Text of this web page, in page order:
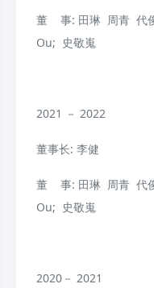
董 事: 田琳 周青 代
Ou; 史敬嵬
2021 － 2022
董事长: 李健
董 事: 田琳 周青 代
Ou; 史敬嵬
2020－ 2021